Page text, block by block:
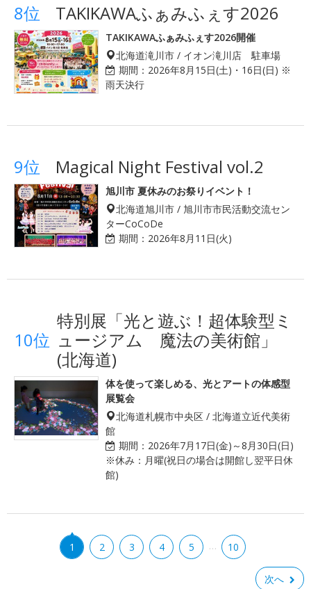
8位 TAKIKAWAふぁみふぇす2026
TAKIKAWAふぁみふぇす2026開催
北海道滝川市 / イオン滝川店 駐車場
期間： 2026年8月15日(土)・16日(日) ※
雨天決行
9位 Magical Night Festival vol.2
旭川市 夏休みのお祭りイベント！
北海道旭川市 / 旭川市市民活動交流セン
ターCoCoDe
期間： 2026年8月11日(火)
10位
特別展「光と遊ぶ！超体験型ミ
ュージアム 魔法の美術館」
(北海道)
体を使って楽しめる、光とアートの体感型
展覧会
北海道札幌市中央区 / 北海道立近代美術
館
期間： 2026年7月17日(金)～8月30日(日)
※休み：月曜(祝日の場合は開館し翌平日休
館)
1 2 3 4 5 … 10
次へ